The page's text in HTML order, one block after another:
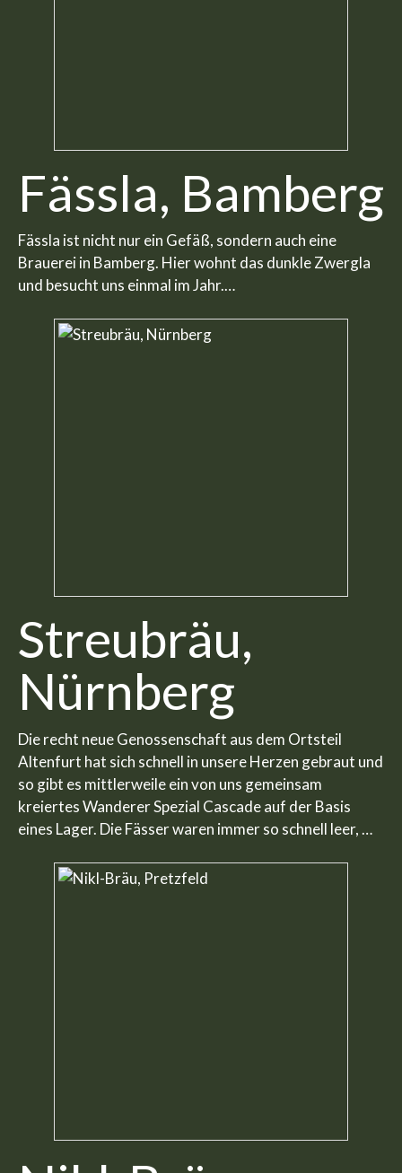
Fässla, Bamberg
Fässla ist nicht nur ein Gefäß, sondern auch eine
Brauerei in Bamberg. Hier wohnt das dunkle Zwergla
und besucht uns einmal im Jahr.…
Streubräu,
Nürnberg
Die recht neue Genossenschaft aus dem Ortsteil
Altenfurt hat sich schnell in unsere Herzen gebraut und
so gibt es mittlerweile ein von uns gemeinsam
kreiertes Wanderer Spezial Cascade auf der Basis
eines Lager. Die Fässer waren immer so schnell leer, …